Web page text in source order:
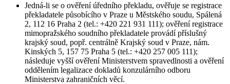
Jedná-li se o ověření úředního překladu, ověřuje se registrace
překladatele působícího v Praze u Městského soudu, Spálená
2, 112 16 Praha 2 (tel.: +420 221 931 111); ověření registrace
mimopražského soudního překladatele provádí příslušný
krajský soud, popř. centrálně Krajský soud v Praze, nám.
Kinských 5, 157 75 Praha 5 (tel.: +420 257 005 111);
následuje vyšší ověření Ministerstvem spravedlnosti a ověření
oddělením legalizace dokladů konzulárního odboru
Ministerstva zahraničních věcí.